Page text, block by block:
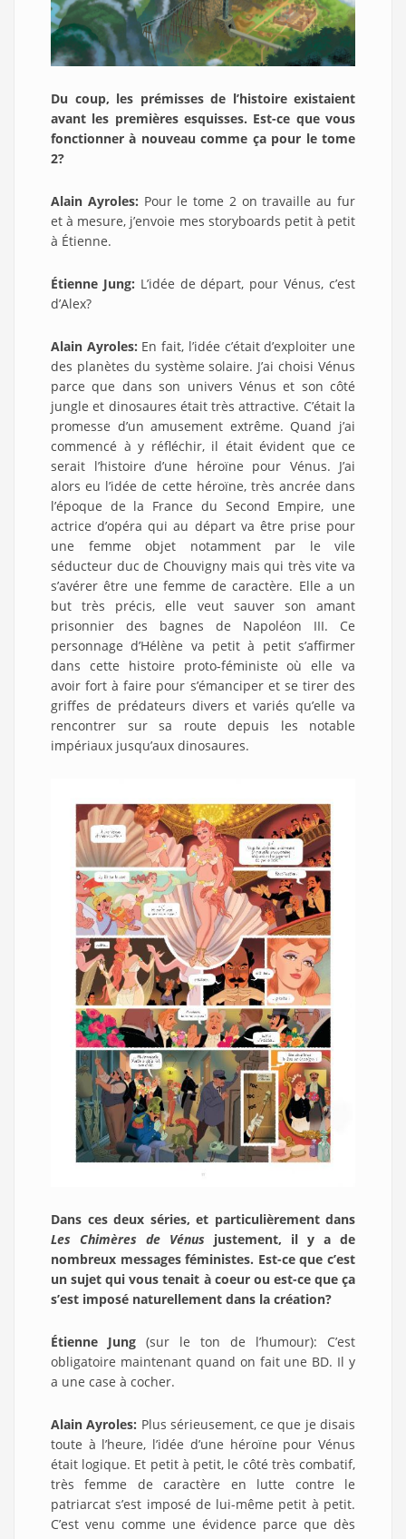
Du coup, les prémisses de l’histoire existaient
avant les premières esquisses. Est-ce que vous
fonctionner à nouveau comme ça pour le tome
2?
Alain Ayroles: Pour le tome 2 on travaille au fur
et à mesure, j’envoie mes storyboards petit à petit
à Étienne.
Étienne Jung: L’idée de départ, pour Vénus, c’est
d’Alex?
Alain Ayroles: En fait, l’idée c’était d’exploiter une
des planètes du système solaire. J’ai choisi Vénus
parce que dans son univers Vénus et son côté
jungle et dinosaures était très attractive. C’était la
promesse d’un amusement extrême. Quand j’ai
commencé à y réfléchir, il était évident que ce
serait l’histoire d’une héroïne pour Vénus. J’ai
alors eu l’idée de cette héroïne, très ancrée dans
l’époque de la France du Second Empire, une
actrice d’opéra qui au départ va être prise pour
une femme objet notamment par le vile
séducteur duc de Chouvigny mais qui très vite va
s’avérer être une femme de caractère. Elle a un
but très précis, elle veut sauver son amant
prisonnier des bagnes de Napoléon III. Ce
personnage d’Hélène va petit à petit s’affirmer
dans cette histoire proto-féministe où elle va
avoir fort à faire pour s’émanciper et se tirer des
griffes de prédateurs divers et variés qu’elle va
rencontrer sur sa route depuis les notable
impériaux jusqu’aux dinosaures.
Dans ces deux séries, et particulièrement dans
Les Chimères de Vénus justement, il y a de
nombreux messages féministes. Est-ce que c’est
un sujet qui vous tenait à coeur ou est-ce que ça
s’est imposé naturellement dans la création?
Étienne Jung (sur le ton de l’humour): C’est
obligatoire maintenant quand on fait une BD. Il y
a une case à cocher.
Alain Ayroles: Plus sérieusement, ce que je disais
toute à l’heure, l’idée d’une héroïne pour Vénus
était logique. Et petit à petit, le côté très combatif,
très femme de caractère en lutte contre le
patriarcat s’est imposé de lui-même petit à petit.
C’est venu comme une évidence parce que dès